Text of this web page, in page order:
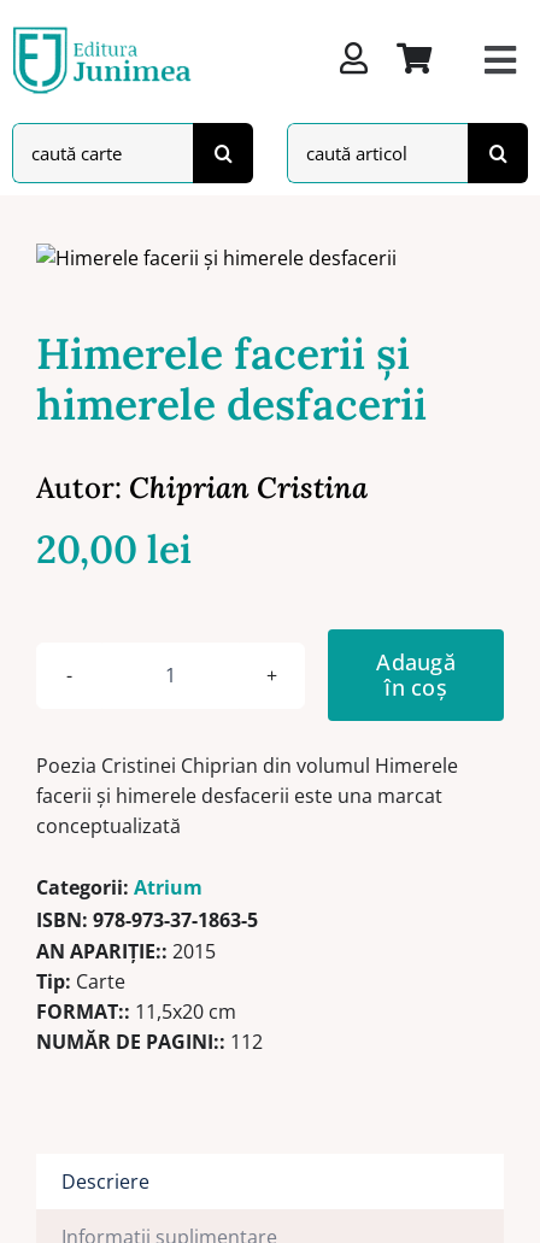
to
content
Search
for:
Search
for:
Himerele facerii şi
himerele desfacerii
Autor: Chiprian Cristina
20,00 lei
Cantitate
şi
himerele
desfacerii
Adaugă
în coș
Poezia Cristinei Chiprian din volumul Himerele
facerii şi himerele desfacerii este una marcat
conceptualizată
Categorii: Atrium
ISBN: 978-973-37-1863-5
AN APARIŢIE:: 2015
Tip: Carte
FORMAT:: 11,5x20 cm
NUMĂR DE PAGINI:: 112
Descriere
Informații suplimentare